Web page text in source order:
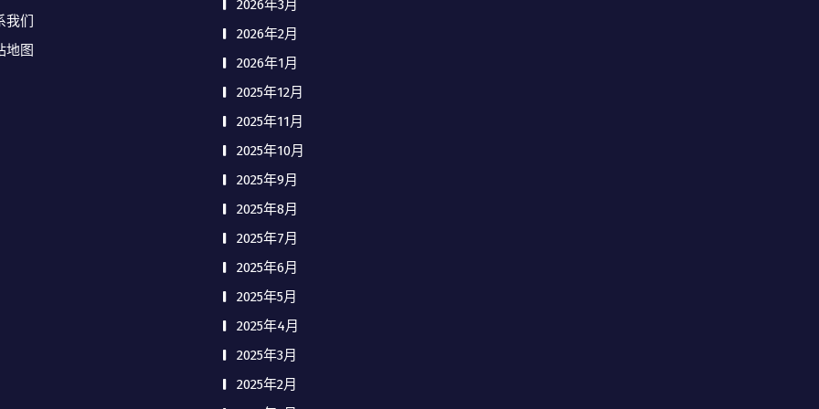
我们
地图
2026年3月
2026年2月
2026年1月
2025年12月
2025年11月
2025年10月
2025年9月
2025年8月
2025年7月
2025年6月
2025年5月
2025年4月
2025年3月
2025年2月